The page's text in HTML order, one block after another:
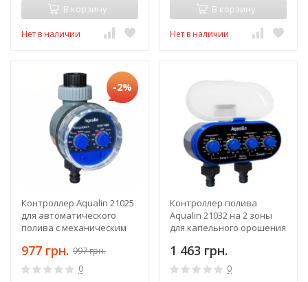
В корзину
Нет в наличии
В корзину
Нет в наличии
-2%
Контроллер Aqualin 21025
для автоматического
полива с механическим
клапаном
977 грн. 997 грн.
0
Контроллер полива
Aqualin 21032 на 2 зоны
для капельного орошения
таймером и клапаном
1 463 грн.
0